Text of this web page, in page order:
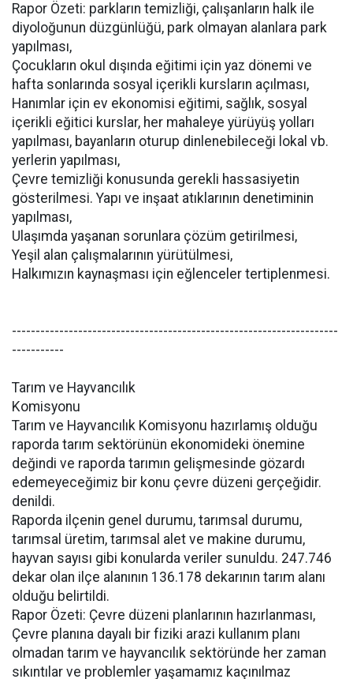
Rapor Özeti: parkların temizliği, çalışanların halk ile
diyoloğunun düzgünlüğü, park olmayan alanlara park
yapılması,
Çocukların okul dışında eğitimi için yaz dönemi ve
hafta sonlarında sosyal içerikli kursların açılması,
Hanımlar için ev ekonomisi eğitimi, sağlık, sosyal
içerikli eğitici kurslar, her mahaleye yürüyüş yolları
yapılması, bayanların oturup dinlenebileceği lokal vb.
yerlerin yapılması,
Çevre temizliği konusunda gerekli hassasiyetin
gösterilmesi. Yapı ve inşaat atıklarının denetiminin
yapılması,
Ulaşımda yaşanan sorunlara çözüm getirilmesi,
Yeşil alan çalışmalarının yürütülmesi,
Halkımızın kaynaşması için eğlenceler tertiplenmesi.
---------------------------------------------------------------------
-----------
Tarım ve Hayvancılık
Komisyonu
Tarım ve Hayvancılık Komisyonu hazırlamış olduğu
raporda tarım sektörünün ekonomideki önemine
değindi ve raporda tarımın gelişmesinde gözardı
edemeyeceğimiz bir konu çevre düzeni gerçeğidir.
denildi.
Raporda ilçenin genel durumu, tarımsal durumu,
tarımsal üretim, tarımsal alet ve makine durumu,
hayvan sayısı gibi konularda veriler sunuldu. 247.746
dekar olan ilçe alanının 136.178 dekarının tarım alanı
olduğu belirtildi.
Rapor Özeti: Çevre düzeni planlarının hazırlanması,
Çevre planına dayalı bir fiziki arazi kullanım planı
olmadan tarım ve hayvancılık sektöründe her zaman
sıkıntılar ve problemler yaşamamız kaçınılmaz